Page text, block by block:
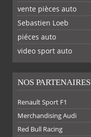
SUR SUR SUR SUR
FACEBOOKTWITTER
vente pièces auto
Sebastien Loeb
piéces auto
video sport auto
NOS PARTENAIRES
Renault Sport F1
Merchandising Audi
Red Bull Racing